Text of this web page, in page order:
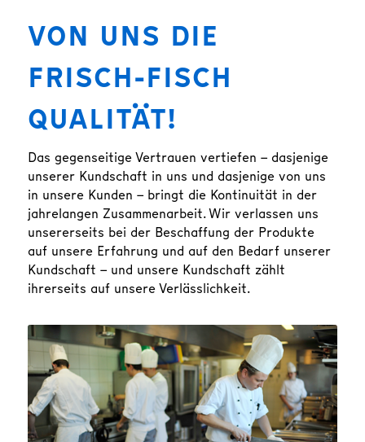
VON UNS DIE
FRISCH-FISCH
QUALITÄT!
Das gegenseitige Vertrauen vertiefen – dasjenige
unserer Kundschaft in uns und dasjenige von uns
in unsere Kunden – bringt die Kontinuität in der
jahrelangen Zusammenarbeit. Wir verlassen uns
unsererseits bei der Beschaffung der Produkte
auf unsere Erfahrung und auf den Bedarf unserer
Kundschaft – und unsere Kundschaft zählt
ihrerseits auf unsere Verlässlichkeit.